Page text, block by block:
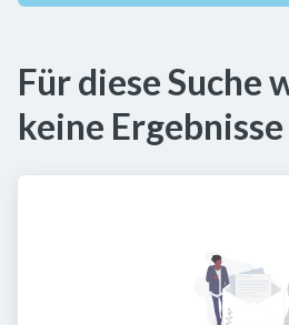
Für diese Suche
keine